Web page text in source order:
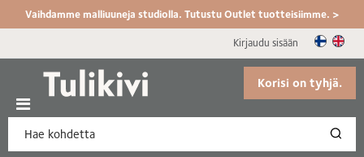
Vaihdamme malliuuneja studiolla. Tutustu Outlet tuotteisiimme. >
Kirjaudu sisään
Korisi on tyhjä.